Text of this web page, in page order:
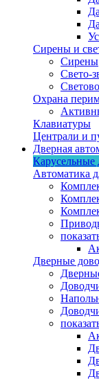
Сирены и
Сирены
Свето-
Охрана
Клавиатуры
Централи и
Дверная
Карусельные
Автоматика
Дверные